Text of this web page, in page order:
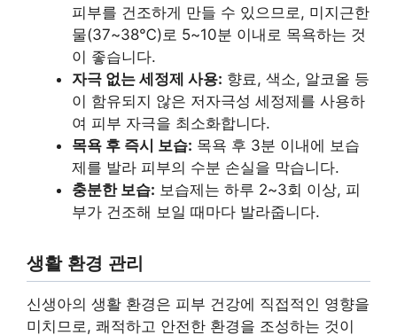
피부를 건조하게 만들 수 있으므로, 미지근한
물(37~38℃)로 5~10분 이내로 목욕하는 것
이 좋습니다.
자극 없는 세정제 사용: 향료, 색소, 알코올 등
이 함유되지 않은 저자극성 세정제를 사용하
여 피부 자극을 최소화합니다.
목욕 후 즉시 보습: 목욕 후 3분 이내에 보습
제를 발라 피부의 수분 손실을 막습니다.
충분한 보습: 보습제는 하루 2~3회 이상, 피
부가 건조해 보일 때마다 발라줍니다.
생활 환경 관리
신생아의 생활 환경은 피부 건강에 직접적인 영향을
미치므로, 쾌적하고 안전한 환경을 조성하는 것이